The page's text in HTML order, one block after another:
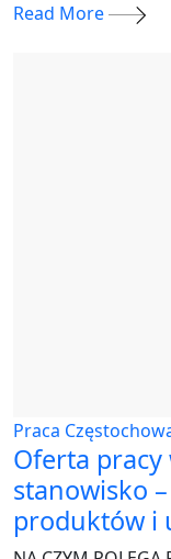
Read More
Praca
Oferta pracy
stanowisko
produktów i